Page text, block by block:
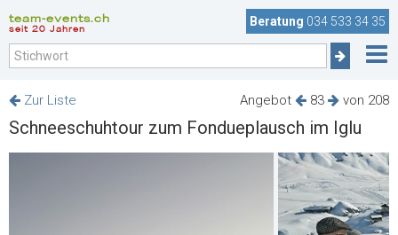
team-events.ch
seit 20 Jahren
Beratung 034 533 34 35
Angebot 83 von 208
Zur Liste
Schneeschuhtour zum Fondueplausch im Iglu